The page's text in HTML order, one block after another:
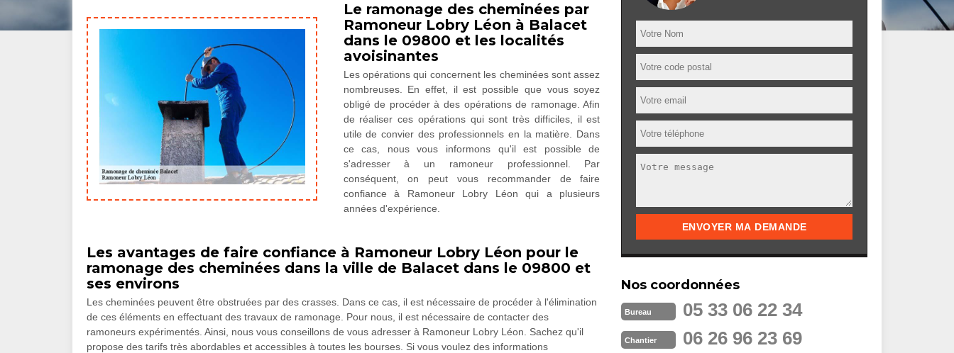
Le ramonage des cheminées par
Ramoneur Lobry Léon à Balacet
dans le 09800 et les localités
avoisinantes
Les opérations qui concernent les cheminées sont assez
nombreuses. En effet, il est possible que vous soyez
obligé de procéder à des opérations de ramonage. Afin
de réaliser ces opérations qui sont très difficiles, il est
utile de convier des professionnels en la matière. Dans
ce cas, nous vous informons qu'il est possible de
s'adresser à un ramoneur professionnel. Par
conséquent, on peut vous recommander de faire
confiance à Ramoneur Lobry Léon qui a plusieurs
années d'expérience.
Les avantages de faire confiance à Ramoneur Lobry Léon pour le
ramonage des cheminées dans la ville de Balacet dans le 09800 et
ses environs
Les cheminées peuvent être obstruées par des crasses. Dans ce cas, il est nécessaire de procéder à l'élimination
de ces éléments en effectuant des travaux de ramonage. Pour nous, il est nécessaire de contacter des
ramoneurs expérimentés. Ainsi, nous vous conseillons de vous adresser à Ramoneur Lobry Léon. Sachez qu'il
propose des tarifs très abordables et accessibles à toutes les bourses. Si vous voulez des informations
Nos coordonnées
Bureau 05 33 06 22 34
Chantier 06 26 96 23 69